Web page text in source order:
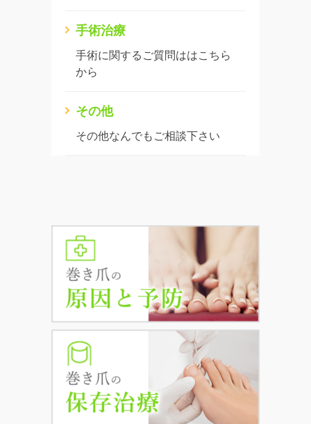
手術治療
手術に関するご質問ははこちら
から
その他
その他なんでもご相談下さい